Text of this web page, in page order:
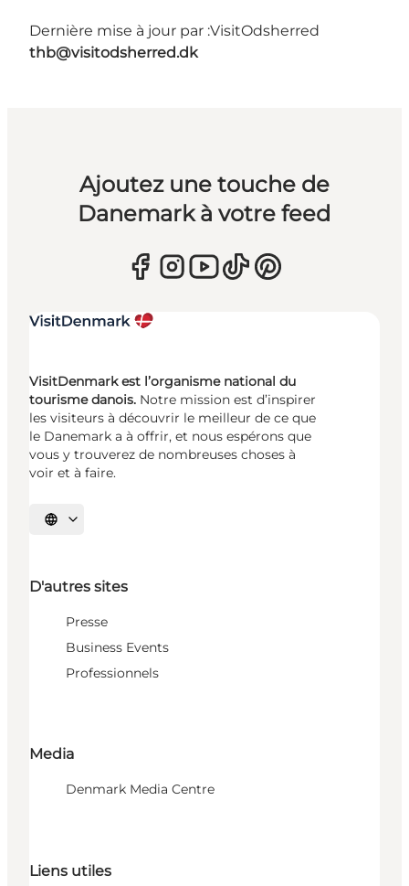
Dernière mise à jour par :VisitOdsherred
thb@visitodsherred.dk
Ajoutez une touche de
Danemark à votre feed
VisitDenmark est l’organisme national du
tourisme danois. Notre mission est d’inspirer
les visiteurs à découvrir le meilleur de ce que
le Danemark a à offrir, et nous espérons que
vous y trouverez de nombreuses choses à
voir et à faire.
Choisissez la langue
D'autres sites
Presse
Business Events
Professionnels
Media
Denmark Media Centre
Liens utiles